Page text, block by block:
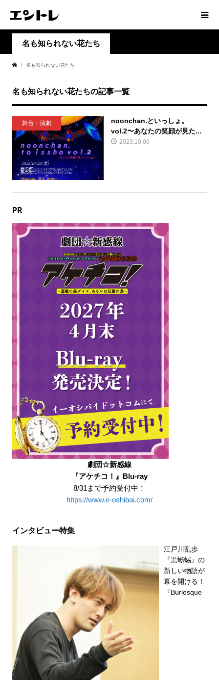
名も知られない花たち
名も知られない花たち
名も知られない花たちの記事一覧
舞台・演劇
noonchan.といっしょ。
vol.2〜あなたの笑顔が見た...
2023.10.06
PR
劇団☆新感線
『アケチコ！』Blu-ray
8/31まで予約受付中！
https://www.e-oshibai.com/
インタビュー特集
江戸川乱歩
『黒蜥蜴』の
新しい物語が
幕を開ける！
『Burlesque